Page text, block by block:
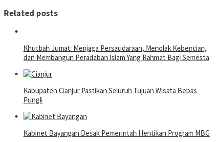
Related posts
Khutbah Jumat: Menjaga Persaudaraan, Menolak Kebencian,
dan Membangun Peradaban Islam Yang Rahmat Bagi Semesta
Kabupaten Cianjur Pastikan Seluruh Tujuan Wisata Bebas
Pungli
Kabinet Bayangan Desak Pemerintah Hentikan Program MBG